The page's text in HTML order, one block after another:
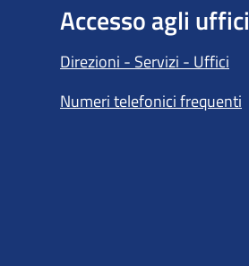
Accesso agli uffici
Direzioni - Servizi - Uffici
Numeri telefonici frequenti